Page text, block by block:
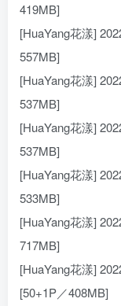
419MB]
[HuaYang花漾]
557MB]
[HuaYang花漾]
537MB]
[HuaYang花漾]
537MB]
[HuaYang花漾]
533MB]
[HuaYang花漾]
717MB]
[HuaYang花漾]
[50+1P／408MB]